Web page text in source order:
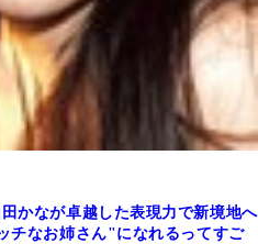
かなが卓越した表現力で新境地へ
チなお姉さん"になれるってすご